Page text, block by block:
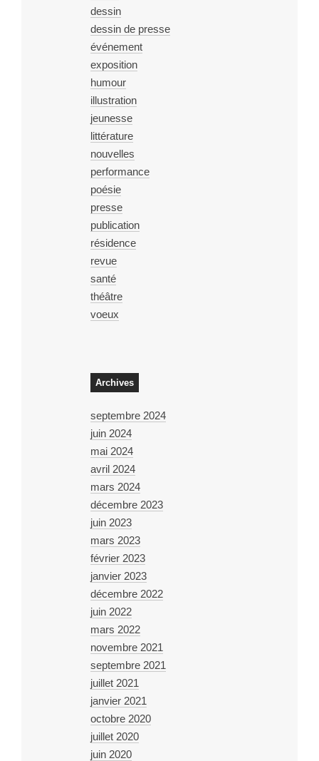
dessin
dessin de presse
événement
exposition
humour
illustration
jeunesse
littérature
nouvelles
performance
poésie
presse
publication
résidence
revue
santé
théâtre
voeux
Archives
septembre 2024
juin 2024
mai 2024
avril 2024
mars 2024
décembre 2023
juin 2023
mars 2023
février 2023
janvier 2023
décembre 2022
juin 2022
mars 2022
novembre 2021
septembre 2021
juillet 2021
janvier 2021
octobre 2020
juillet 2020
juin 2020